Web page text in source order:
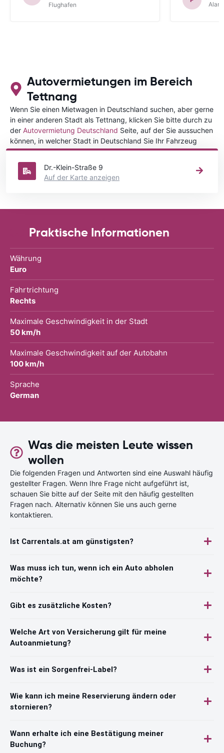
Flughafen
Autovermietungen im Bereich
Tettnang
Wenn Sie einen Mietwagen in Deutschland suchen, aber gerne
in einer anderen Stadt als Tettnang, klicken Sie bitte durch zu
der Autovermietung Deutschland Seite, auf der Sie aussuchen
können, in welcher Stadt in Deutschland Sie Ihr Fahrzeug
mieten wollen.
Dr.-Klein-Straße 9
Auf der Karte anzeigen
Praktische Informationen
Währung
Euro
Fahrtrichtung
Rechts
Maximale Geschwindigkeit in der Stadt
50 km/h
Maximale Geschwindigkeit auf der Autobahn
100 km/h
Sprache
German
Was die meisten Leute wissen
wollen
Die folgenden Fragen und Antworten sind eine Auswahl häufig
gestellter Fragen. Wenn Ihre Frage nicht aufgeführt ist,
schauen Sie bitte auf der Seite mit den häufig gestellten
Fragen nach. Alternativ können Sie uns auch gerne
kontaktieren.
Ist Carrentals.at am günstigsten?
Was muss ich tun, wenn ich ein Auto abholen
möchte?
Gibt es zusätzliche Kosten?
Welche Art von Versicherung gilt für meine
Autoanmietung?
Was ist ein Sorgenfrei-Label?
Wie kann ich meine Reservierung ändern oder
stornieren?
Wann erhalte ich eine Bestätigung meiner
Buchung?